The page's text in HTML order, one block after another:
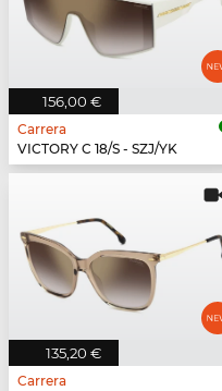
156,00 €
Carrera
VICTORY C 18/S - SZJ/YK
135,20 €
Carrera